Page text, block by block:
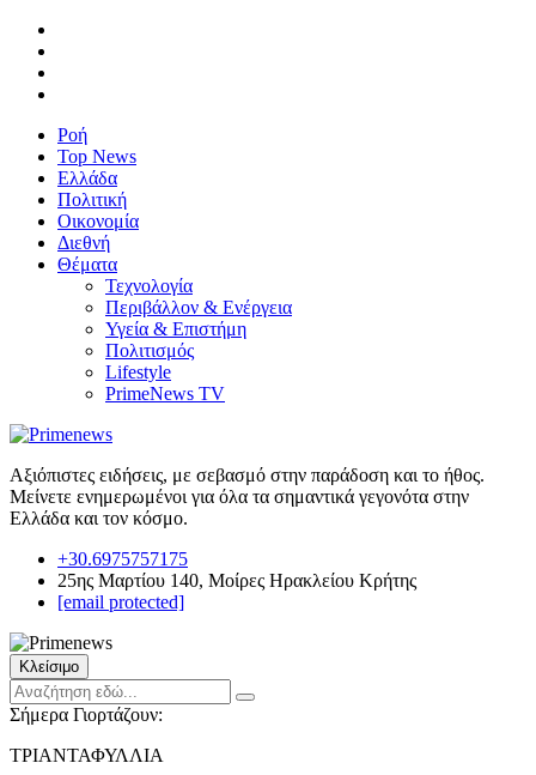
Ροή
Top News
Ελλάδα
Πολιτική
Οικονομία
Διεθνή
Θέματα
Τεχνολογία
Περιβάλλον & Ενέργεια
Υγεία & Επιστήμη
Πολιτισμός
Lifestyle
PrimeNews TV
Αξιόπιστες ειδήσεις, με σεβασμό στην παράδοση και το ήθος.
Μείνετε ενημερωμένοι για όλα τα σημαντικά γεγονότα στην
Ελλάδα και τον κόσμο.
+30.6975757175
25ης Μαρτίου 140, Μοίρες Ηρακλείου Κρήτης
[email protected]
Κλείσιμο
Σήμερα Γιορτάζουν:
ΤΡΙΑΝΤΑΦΥΛΛΙΑ